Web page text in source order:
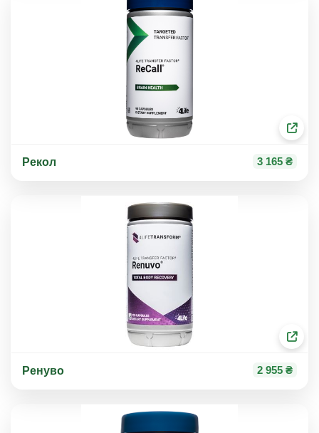
Рекол 3 165 ₴
Ренуво 2 955 ₴